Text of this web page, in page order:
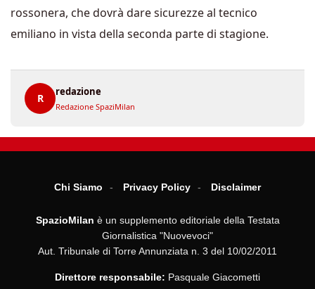
rossonera, che dovrà dare sicurezze al tecnico
emiliano in vista della seconda parte di stagione.
R
redazione
Redazione SpaziMilan
Chi Siamo Privacy Policy Disclaimer
SpazioMilan è un supplemento editoriale della Testata
Giornalistica "Nuovevoci"
Aut. Tribunale di Torre Annunziata n. 3 del 10/02/2011
Direttore responsabile: Pasquale Giacometti